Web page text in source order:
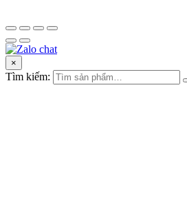
×
Tìm kiếm: